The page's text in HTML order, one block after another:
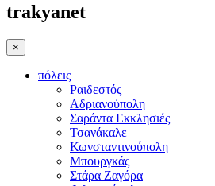
trakyanet
×
πόλεις
Ραιδεστός
Αδριανούπολη
Σαράντα Εκκλησιές
Τσανάκαλε
Κωνσταντινούπολη
Μπουργκάς
Στάρα Ζαγόρα